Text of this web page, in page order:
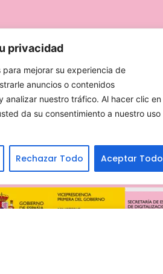
privacidad
para mejorar su experiencia de
anuncios o contenidos
analizar nuestro tráfico. Al hacer clic en
da su consentimiento a nuestro uso
Rechazar Todo Aceptar Todo
en
Ofertas
Caja Viajera